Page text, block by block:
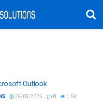
Outlook
29/05/2026 0 1.5K